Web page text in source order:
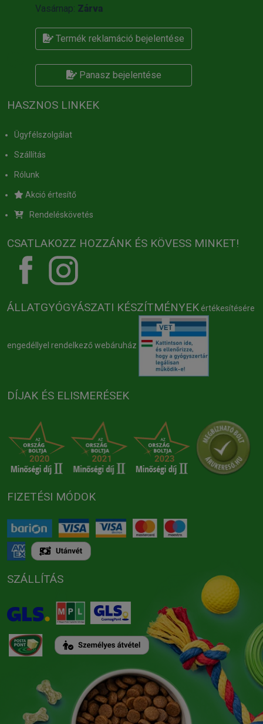
Vasárnap: Zárva
Termék reklamáció bejelentése
Panasz bejelentése
HASZNOS LINKEK
Ügyfélszolgálat
Szállítás
Rólunk
Akció értesítő
Rendeléskövetés
CSATLAKOZZ HOZZÁNK ÉS KÖVESS MINKET!
ÁLLATGYÓGYÁSZATI KÉSZÍTMÉNYEK értékesítésére
engedéllyel rendelkező webáruház
DÍJAK ÉS ELISMERÉSEK
FIZETÉSI MÓDOK
SZÁLLÍTÁS